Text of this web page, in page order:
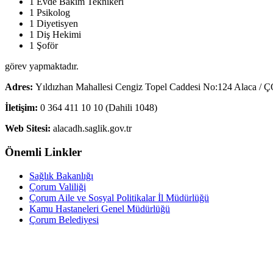
1 Psikolog
1 Diyetisyen
1 Diş Hekimi
1 Şoför
görev yapmaktadır.
Adres: Yıldızhan Mahallesi Cengiz Topel Caddesi No:124 Alaca /
İletişim: 0 364 411 10 10 (Dahili 1048)
Web Sitesi: alacadh.saglik.gov.tr
Önemli Linkler
Sağlık Bakanlığı
Çorum Valiliği
Çorum Aile ve Sosyal Politikalar İl Müdürlüğü
Kamu Hastaneleri Genel Müdürlüğü
Çorum Belediyesi